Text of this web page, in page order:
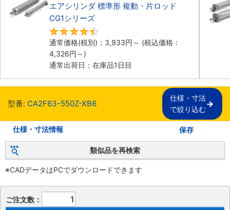
エアシリンダ 標準形 複動・片ロッド
CG1シリーズ
通常価格(税別)： 3,933円 ～ (税込価格：
4,326円 ～)
通常出荷日：在庫品1日目
型番: CA2F63-550Z-XB6
仕様・寸法
で絞り込む
仕様・寸法情報 保存
類似品を再検索
※CADデータはPCでダウンロードできます
ご注文数：